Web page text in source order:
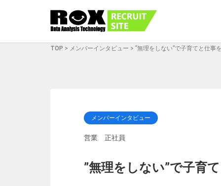
TOP > メンバーインタビュー > ”無理をしない”で子育てと仕事
メンバーインタビュー
営業 正社員
”無理をしない”で子育